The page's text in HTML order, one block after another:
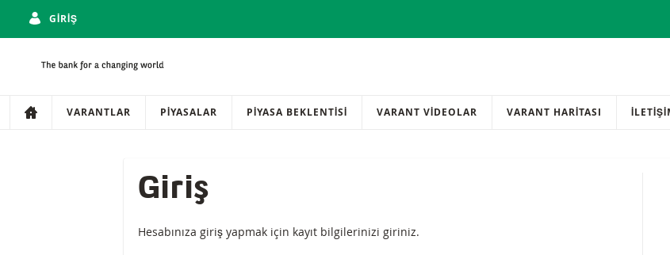
GIRIŞ
Gezinti
Sitede gezinti
VARANTLAR PIYASALAR PIYASA BEKLENTISI VARANT VİDEOLAR VARANT HARİTASI
Giriş
Hesabınıza giriş yapmak için kayıt bilgilerinizi giriniz.